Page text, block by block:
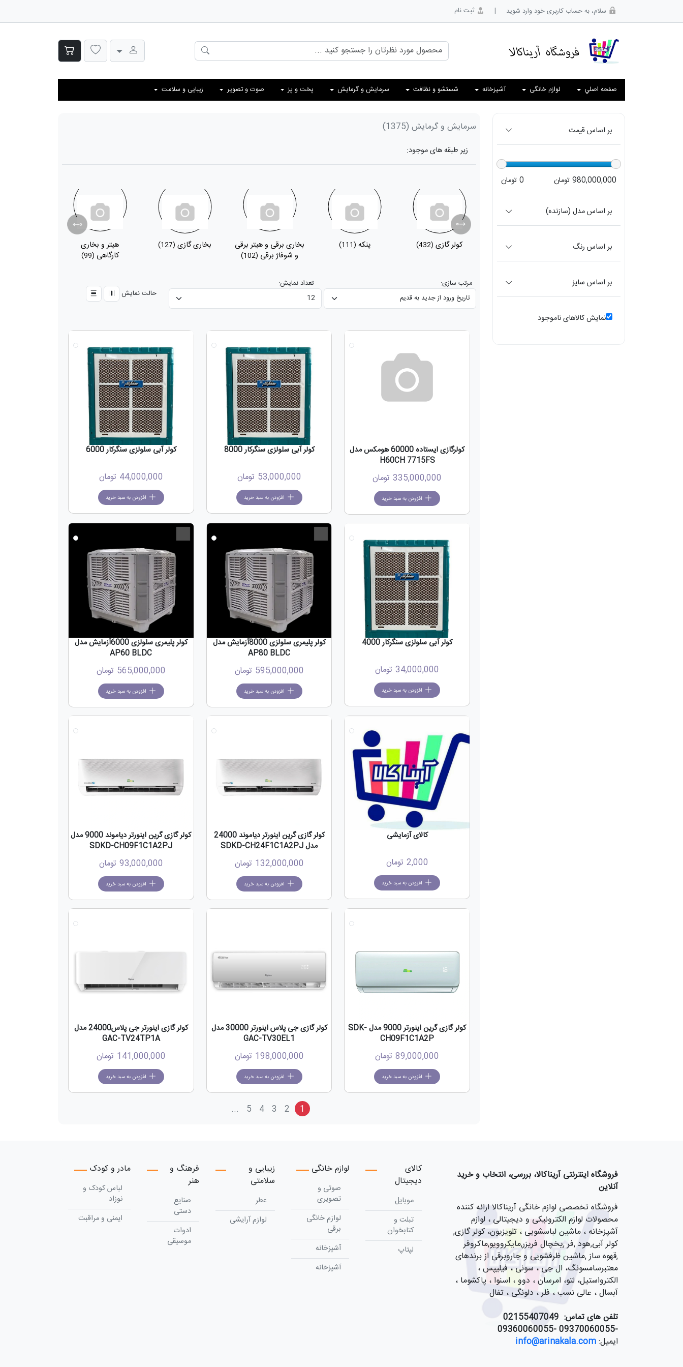
سلام، به حساب کاربری خود وارد شوید | ثبت نام
صفحه اصلي لوازم خانگی آشپزخانه شستشو و نظافت سرمایش و گرمایش پخت و پز صوت و تصویر زیبایی و سلامت
بر اساس قیمت
980,000,000 تومان 0 تومان
بر اساس مدل (سازنده)
بر اساس رنگ
بر اساس سایز
نمایش کالاهای ناموجود
سرمایش و گرمایش (1375)
زیر طبقه های موجود:
کولر گازی (432) پنکه (111)
بخاری برقی و هیتر برقی
و شوفاژ برقی (102)
بخاری گازی (127)
هیتر و بخاری
کارگاهی (99)
مرتب سازی:
تعداد نمایش:
حالت نمایش
کولرگازی ایستاده 60000 هومکس مدل
H60CH 7715FS
335,000,000 تومان
افزودن به سبد خرید
کولر آبی سلولزی سنگرکار 8000
53,000,000 تومان
افزودن به سبد خرید
کولر آبی سلولزی سنگرکار 6000
44,000,000 تومان
افزودن به سبد خرید
کولر آبی سلولزی سنگرکار 4000
34,000,000 تومان
افزودن به سبد خرید
کولر پلیمری سلولزی 8000آزمایش مدل
AP80 BLDC
595,000,000 تومان
افزودن به سبد خرید
کولر پلیمری سلولزی 6000آزمایش مدل
AP60 BLDC
565,000,000 تومان
افزودن به سبد خرید
کالای آزمایشی
2,000 تومان
افزودن به سبد خرید
کولر گازی گرین اینورتر دیاموند 24000
مدل SDKD-CH24F1C1A2PJ
132,000,000 تومان
افزودن به سبد خرید
کولر گازی گرین اینورتر دیاموند 9000 مدل
SDKD-CH09F1C1A2PJ
93,000,000 تومان
افزودن به سبد خرید
کولر گازی گرین اینورتر 9000 مدل SDK-
CH09F1C1A2P
89,000,000تومان
افزودن به سبد خرید
کولر گازی جی پلاس اینورتر 30000 مدل
GAC-TV30EL1
198,000,000 تومان
افزودن به سبد خرید
کولر گازی اینورتر جی پلاس24000 مدل
GAC-TV24TP1A
141,000,000 تومان
افزودن به سبد خرید
1
2
3
4
5
...
فروشگاه اینترنتی آریناکالا، بررسی، انتخاب و خرید
آنلاین
فروشگاه تخصصی لوازم خانگی آریناکالا ارائه کننده
محصولات لوازم الکترونیکی و دیجیتالی ، لوازم
آشپزخانه ، ماشین لباسشویی ، تلویزیون، کولر گازی,
کولر آبی,هود ,فر ,یخچال فریزر,مایکروویو,ماکروفر
,قهوه ساز ,ماشین ظرفشویی و جاروبرقی از برندهای
معتبرسامسونگ، ال جی ، سونی ، فیلیپس ،
الکترواستیل، لتو، امرسان ، دوو ، اسنوا ، پاکشوما ،
آبسال ، عالی نسب ، فلر ، دلونگی ، تفال
تلفن های تماس:
02155407049
-09370060055 -09360060055
ایمیل:info@arinakala.com
کالای
دیجیتال
موبایل
تبلت و
کتابخوان
لپتاپ
لوازم خانگی
صوتی و
تصویری
لوازم خانگی
برقی
آشپزخانه
آشپزخانه
زیبایی و
سلامتی
عطر
لوازم آرایشی
فرهنگ و
هنر
صنایع
دستی
ادوات
موسیقی
مادر و کودک
لباس کودک و
نوزاد
ایمنی و مراقبت